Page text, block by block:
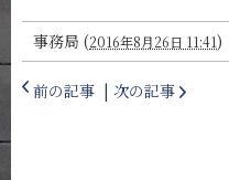
事務局 (2016年8月26日 11:41)
前の記事 | 次の記事